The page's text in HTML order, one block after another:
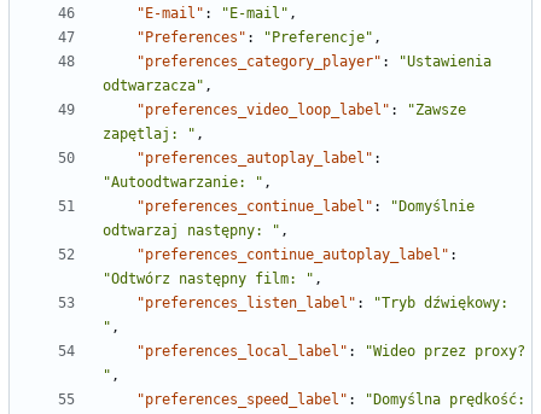
"E-mail" : "E-mail" ,
"Preferences" : "Preferencje" ,
"preferences_category_player" :
"Ustawienia
odtwarzacza" ,
"preferences_video_loop_label" :
"Zawsze
zapętlaj: " ,
"preferences_autoplay_label" :
"Autoodtwarzanie: " ,
"preferences_continue_label" :
"Domyślnie
odtwarzaj następny: " ,
"preferences_continue_autoplay_label" :
"Odtwórz następny film: " ,
"preferences_listen_label" :
"Tryb dźwiękowy:
" ,
"preferences_local_label" :
"Wideo przez proxy?
" ,
"preferences_speed_label" :
"Domyślna prędkość: